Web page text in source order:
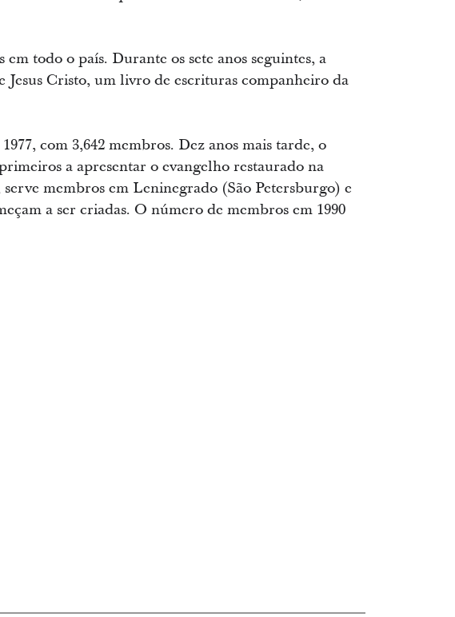
todo o país. Durante os sete anos seguintes, a
Cristo, um livro de escrituras companheiro da
com 3,642 membros. Dez anos mais tarde, o
a apresentar o evangelho restaurado na
membros em Leninegrado (São Petersburgo) e
a ser criadas. O número de membros em 1990